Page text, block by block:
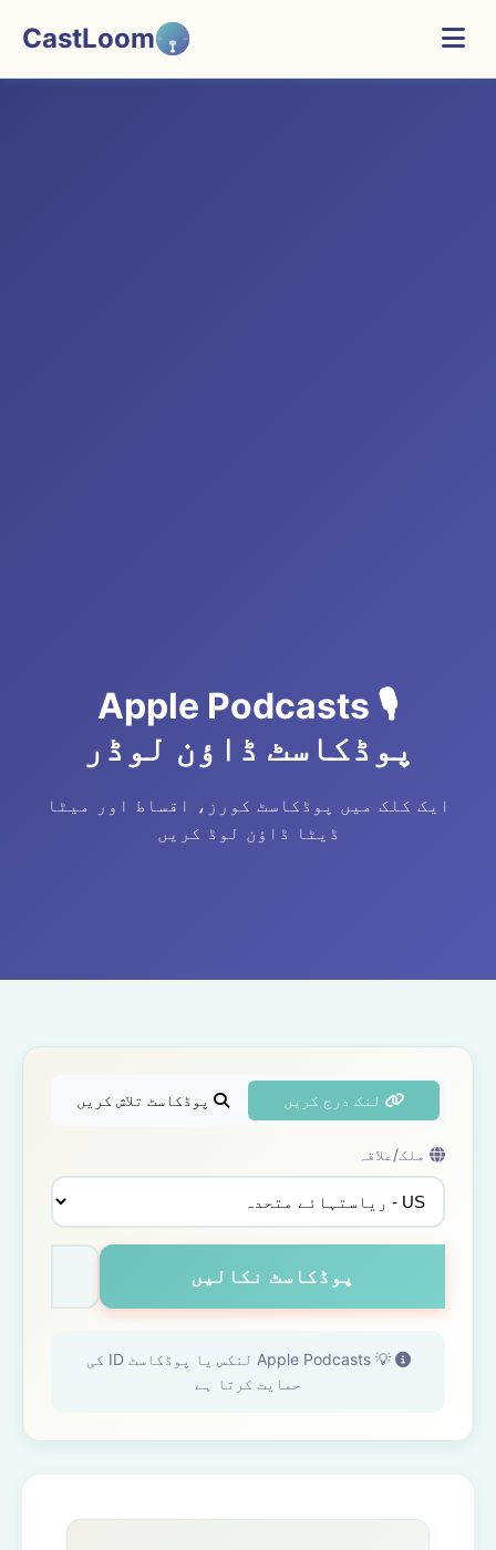
CastLoom
🎙️ Apple Podcasts
پوڈکاسٹ ڈاؤن لوڈر
ایک کلک میں پوڈکاسٹ کورز، اقساط اور میٹا
ڈیٹا ڈاؤن لوڈ کریں
لنک درج کریں پوڈکاسٹ تلاش کریں
ملک/علاقہ
پوڈکاسٹ نکالیں
💡 Apple Podcasts لنکس یا پوڈکاسٹ ID کی
حمایت کرتا ہے